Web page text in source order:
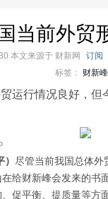
当前外贸
本文来源于 财新网 订阅
标签：
财新
行情况良好，但
尽管当前我国总体
给财新峰会发来的书
促平衡、提质量等方